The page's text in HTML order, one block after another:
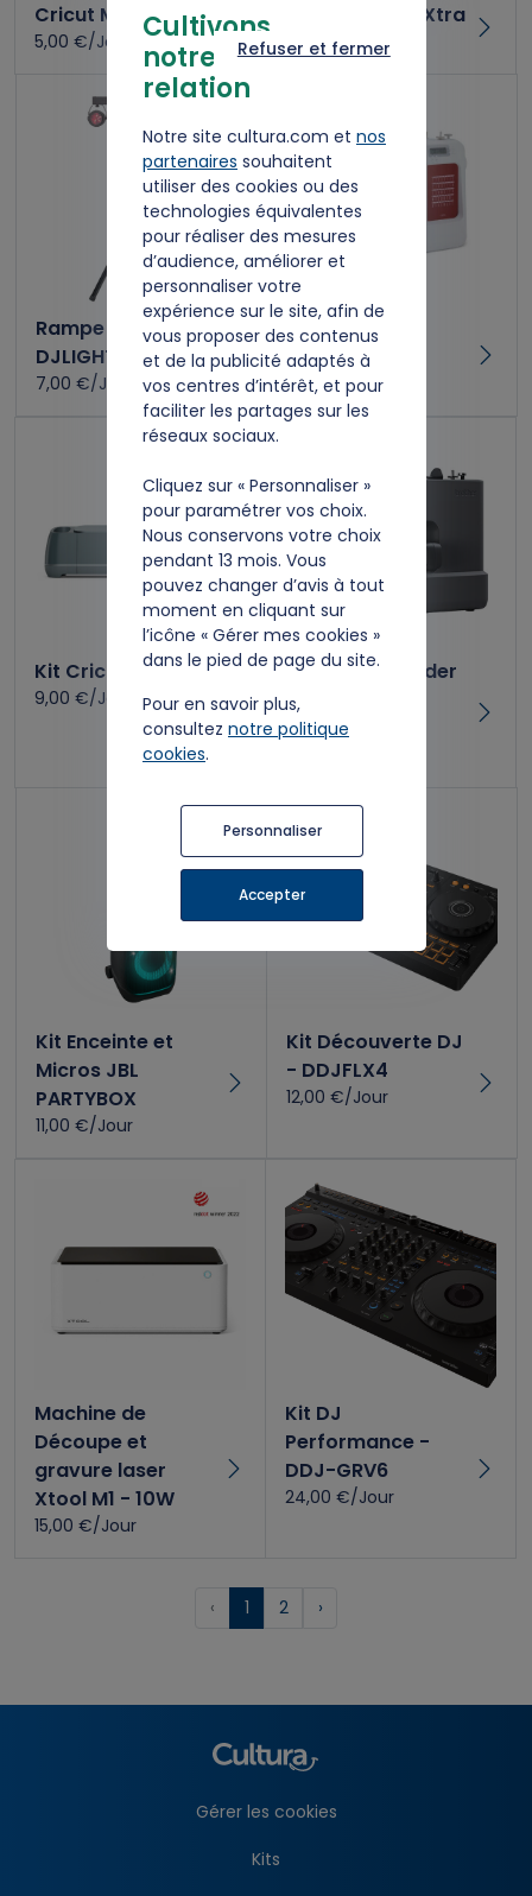
Cultivons
notre
relation
Notre site cultura.com et nos
partenaires souhaitent
utiliser des cookies ou des
technologies équivalentes
pour réaliser des mesures
d’audience, améliorer et
personnaliser votre
expérience sur le site, afin de
vous proposer des contenus
et de la publicité adaptés à
vos centres d’intérêt, et pour
faciliter les partages sur les
réseaux sociaux.
Cliquez sur « Personnaliser »
pour paramétrer vos choix.
Nous conservons votre choix
pendant 13 mois. Vous
pouvez changer d’avis à tout
moment en cliquant sur
l’icône « Gérer mes cookies »
dans le pied de page du site.
Pour en savoir plus,
consultez notre politique
cookies.
Personnaliser
Accepter
Refuser et fermer
Cricut Mug Press
5,00 €/Jour
Kit Cricut Joy Xtra
6,00 €/Jour
Rampe de lumière
DJLIGHT85 LED
7,00 €/Jour
Kit Machine à
coudre CS10s
7,00 €/Jour
Kit Cricut Maker 4
9,00 €/Jour
Machine à broder
Brother - PP1
Skitch - Gris
Kit Enceinte et
Micros JBL
PARTYBOX
11,00 €/Jour
Kit Découverte DJ
- DDJFLX4
12,00 €/Jour
Machine de
Découpe et
gravure laser
Xtool M1 - 10W
15,00 €/Jour
Kit DJ
Performance -
DDJ-GRV6
24,00 €/Jour
‹ 1 2 ›
Gérer les cookies
Kits